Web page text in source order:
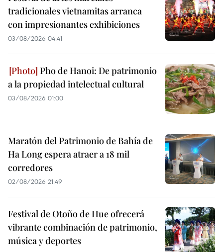
tradicionales vietnamitas arranca
con impresionantes exhibiciones
03/08/2026 04:41
Pho de Hanoi: De patrimonio
a la propiedad intelectual cultural
03/08/2026 01:00
Maratón del Patrimonio de Bahía de
Ha Long espera atraer a 18 mil
corredores
02/08/2026 21:49
Festival de Otoño de Hue ofrecerá
vibrante combinación de patrimonio,
música y deportes